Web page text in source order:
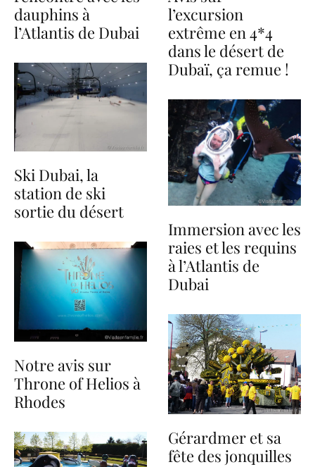
dauphins à
l’Atlantis de Dubai
Ski Dubai, la
station de ski
sortie du désert
Notre avis sur
Throne of Helios à
Rhodes
l’excursion
extrême en 4*4
dans le désert de
Dubaï, ça remue !
Immersion avec les
raies et les requins
à l’Atlantis de
Dubai
Gérardmer et sa
fête des jonquilles